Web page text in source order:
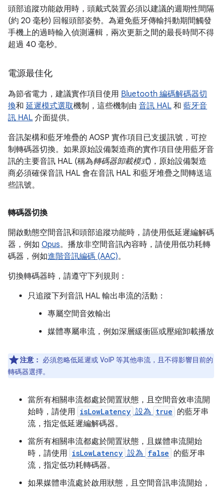
頭部追蹤功能啟用時，頭戴式裝置必須以建議的週期性間隔
(約 20 毫秒) 回報頭部姿勢。為避免藍牙傳輸抖動期間觸發
手機上的過時輸入偵測邏輯，兩次更新之間的最長時間不得
超過 40 毫秒。
電源最佳化
為節省電力，建議實作項目使用 Bluetooth 編碼解碼器切
換和 延遲模式選取機制，這些機制由 音訊 HAL 和 藍牙音
訊 HAL 介面提供。
音訊架構和藍牙堆疊的 AOSP 實作項目已支援訊號，可控
制轉碼器切換。如果原始設備製造商的實作項目使用藍牙音
訊的主要音訊 HAL (稱為轉碼器卸載模式)，原始設備製造
商必須確保音訊 HAL 會在音訊 HAL 和藍牙堆疊之間轉送這
些訊號。
轉碼器切換
開啟動態空間音訊和頭部追蹤功能時，請使用低延遲編解碼
器，例如 Opus。播放非空間音訊內容時，請使用低功耗轉
碼器，例如進階音訊編碼 (AAC)。
切換轉碼器時，請遵守下列規則：
只追蹤下列音訊 HAL 輸出串流的活動：
專屬空間音效輸出
媒體專屬串流，例如深層緩衝區或壓縮卸載播放
注意： 必須忽略低延遲或 VoIP 等其他串流，且不得影響目前的
轉碼器選擇。
當所有相關串流都處於閒置狀態，且空間音效串流開
始時，請使用 isLowLatency 設為 true 的藍牙串
流，指定低延遲編解碼器。
當所有相關串流都處於閒置狀態，且媒體串流開始
時，請使用 isLowLatency 設為 false 的藍牙串
流，指定低功耗轉碼器。
如果媒體串流處於啟用狀態，且空間音訊串流開始，